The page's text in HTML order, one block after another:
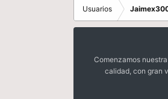
Usuarios
Comenzamos
calidad, con gran